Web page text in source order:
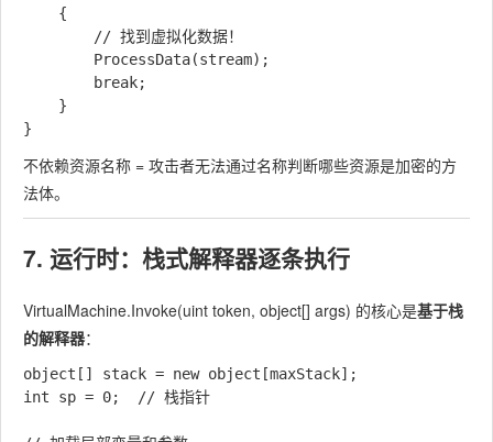
不依赖资源名称 = 攻击者无法通过名称判断哪些资源是加密的方
法体。
7. 运行时：栈式解释器逐条执行
VirtualMachine.Invoke(uint token, object[] args) 的核心是基于栈
的解释器：
object[] stack = new object[maxStack];
int sp = 0;  // 栈指针